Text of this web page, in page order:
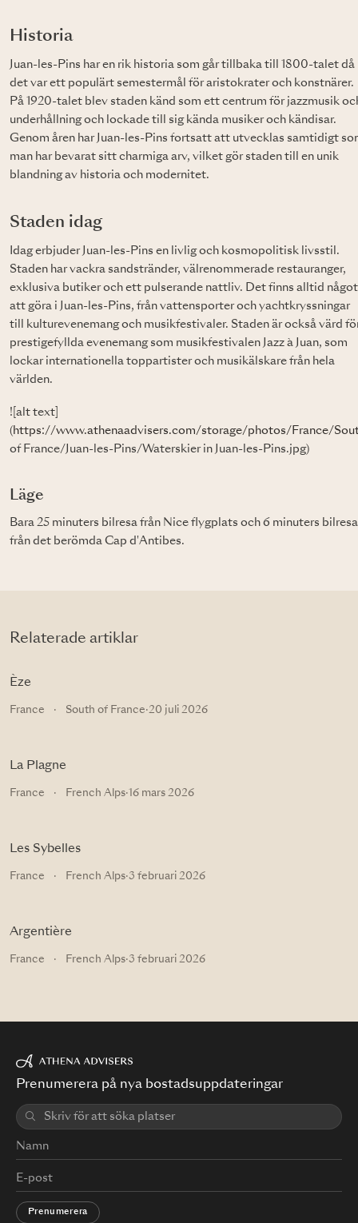
Historia
Juan-les-Pins har en rik historia som går tillbaka till 1800-talet då
det var ett populärt semestermål för aristokrater och konstnärer.
På 1920-talet blev staden känd som ett centrum för jazzmusik
underhållning och lockade till sig kända musiker och kändisar.
Genom åren har Juan-les-Pins fortsatt att utvecklas samtidigt
man har bevarat sitt charmiga arv, vilket gör staden till en unik
blandning av historia och modernitet.
Staden idag
Idag erbjuder Juan-les-Pins en livlig och kosmopolitisk livsstil.
Staden har vackra sandstränder, välrenommerade restauranger,
exklusiva butiker och ett pulserande nattliv. Det finns alltid något
att göra i Juan-les-Pins, från vattensporter och yachtkryssningar
till kulturevenemang och musikfestivaler. Staden är också värd
prestigefyllda evenemang som musikfestivalen Jazz à Juan, som
lockar internationella toppartister och musikälskare från hela
världen.
![alt text]
(https://www.athenaadvisers.com/storage/photos/France/
of France/Juan-les-Pins/Waterskier in Juan-les-Pins.jpg)
Läge
Bara 25 minuters bilresa från Nice flygplats och 6 minuters bilresa
från det berömda Cap d'Antibes.
Relaterade artiklar
Èze
France · South of France·20 juli 2026
La Plagne
France · French Alps·16 mars 2026
Les Sybelles
France · French Alps·3 februari 2026
Argentière
France · French Alps·3 februari 2026
Prenumerera på nya bostadsuppdateringar
Prenumerera